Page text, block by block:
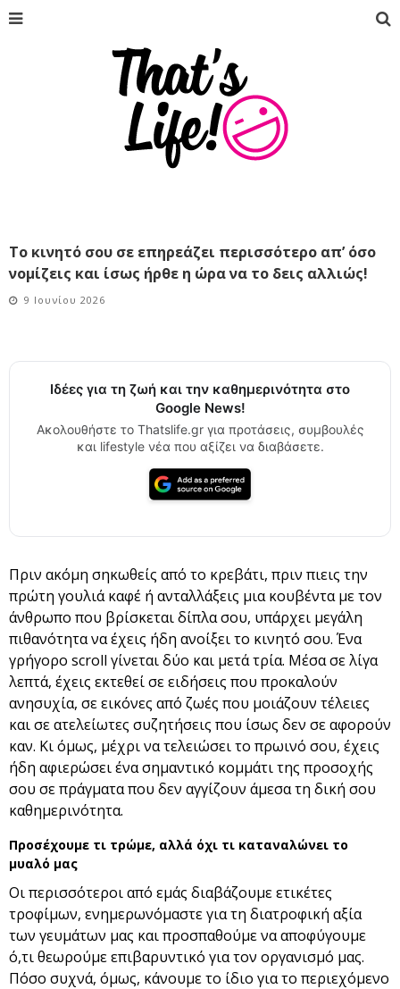
Το κινητό σου σε επηρεάζει περισσότερο απ’ όσο
νομίζεις και ίσως ήρθε η ώρα να το δεις αλλιώς!
9 Ιουνίου 2026
Ιδέες για τη ζωή και την καθημερινότητα στο
Google News!
Ακολουθήστε το Thatslife.gr για προτάσεις, συμβουλές
και lifestyle νέα που αξίζει να διαβάσετε.
Πριν ακόμη σηκωθείς από το κρεβάτι, πριν πιεις την
πρώτη γουλιά καφέ ή ανταλλάξεις μια κουβέντα με τον
άνθρωπο που βρίσκεται δίπλα σου, υπάρχει μεγάλη
πιθανότητα να έχεις ήδη ανοίξει το κινητό σου. Ένα
γρήγορο scroll γίνεται δύο και μετά τρία. Μέσα σε λίγα
λεπτά, έχεις εκτεθεί σε ειδήσεις που προκαλούν
ανησυχία, σε εικόνες από ζωές που μοιάζουν τέλειες
και σε ατελείωτες συζητήσεις που ίσως δεν σε αφορούν
καν. Κι όμως, μέχρι να τελειώσει το πρωινό σου, έχεις
ήδη αφιερώσει ένα σημαντικό κομμάτι της προσοχής
σου σε πράγματα που δεν αγγίζουν άμεσα τη δική σου
καθημερινότητα.
Προσέχουμε τι τρώμε, αλλά όχι τι καταναλώνει το
μυαλό μας
Οι περισσότεροι από εμάς διαβάζουμε ετικέτες
τροφίμων, ενημερωνόμαστε για τη διατροφική αξία
των γευμάτων μας και προσπαθούμε να αποφύγουμε
ό,τι θεωρούμε επιβαρυντικό για τον οργανισμό μας.
Πόσο συχνά, όμως, κάνουμε το ίδιο για το περιεχόμενο